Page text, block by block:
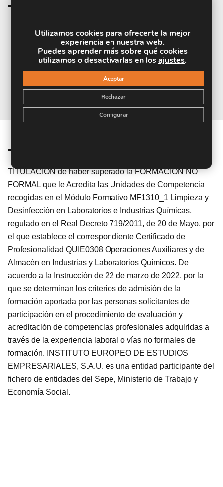
Temario de la materia
MÓDULO 1. LIMPIEZA Y DESINFECCIÓN
EN LABORATORIOS E INDUSTRIAS
QUÍMICAS
Titulación
TITULACIÓN de haber superado la FORMACIÓN NO
FORMAL que le Acredita las Unidades de Competencia
recogidas en el Módulo Formativo MF1310_1 Limpieza y
Desinfección en Laboratorios e Industrias Químicas,
regulado en el Real Decreto 719/2011, de 20 de Mayo, por
el que establece el correspondiente Certificado de
Profesionalidad QUIE0308 Operaciones Auxiliares y de
Almacén en Industrias y Laboratorios Químicos. De
acuerdo a la Instrucción de 22 de marzo de 2022, por la
que se determinan los criterios de admisión de la
formación aportada por las personas solicitantes de
participación en el procedimiento de evaluación y
acreditación de competencias profesionales adquiridas a
través de la experiencia laboral o vías no formales de
formación. INSTITUTO EUROPEO DE ESTUDIOS
EMPRESARIALES, S.A.U. es una entidad participante del
fichero de entidades del Sepe, Ministerio de Trabajo y
Economía Social.
Utilizamos cookies para ofrecerte la mejor
experiencia en nuestra web.
Puedes aprender más sobre qué cookies
utilizamos o desactivarlas en losajustes.
Aceptar
Rechazar
Configurar